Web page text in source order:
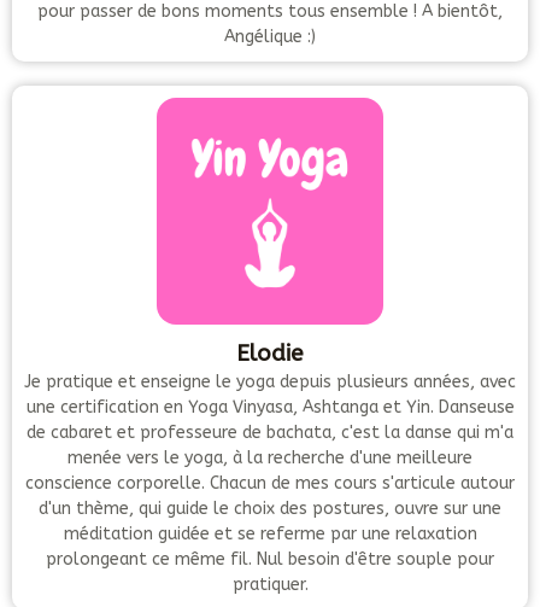
pour passer de bons moments tous ensemble ! A bientôt,
Angélique :)
Elodie
Je pratique et enseigne le yoga depuis plusieurs années, avec
une certification en Yoga Vinyasa, Ashtanga et Yin. Danseuse
de cabaret et professeure de bachata, c'est la danse qui m'a
menée vers le yoga, à la recherche d'une meilleure
conscience corporelle. Chacun de mes cours s'articule autour
d'un thème, qui guide le choix des postures, ouvre sur une
méditation guidée et se referme par une relaxation
prolongeant ce même fil. Nul besoin d'être souple pour
pratiquer.